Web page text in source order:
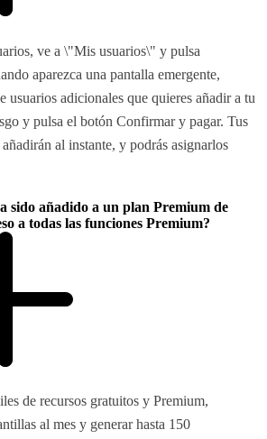
ve a \"Mis usuarios\" y pulsa
aparezca una pantalla emergente,
usuarios adicionales que quieres añadir a tu
y pulsa el botón Confirmar y pagar. Tus
al instante, y podrás asignarlos
sido añadido a un plan Premium de
a todas las funciones Premium?
de recursos gratuitos y Premium,
al mes y generar hasta 150